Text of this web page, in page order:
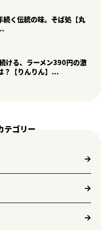
く伝統の味。そば処【丸
ける、ラーメン390円の激
？【りんりん】...
テゴリー